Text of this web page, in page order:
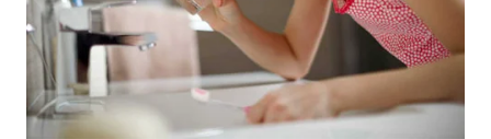
WAHANA
KONSUMEN
WAHANA
LISTRIK